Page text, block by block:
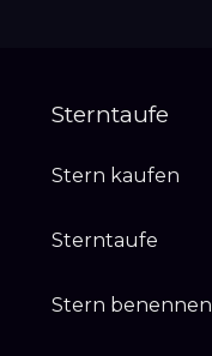
Sterntaufe
Stern kaufen
Sterntaufe
Stern benennen